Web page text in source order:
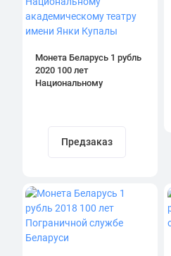
Монета Беларусь 1 рубль
2020 100 лет
Национальному
Предзаказ